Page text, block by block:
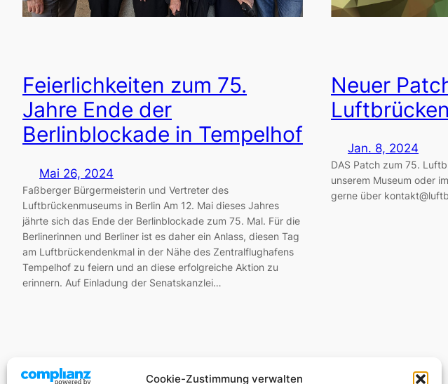
Cookie-Zustimmung verwalten
Feierlichkeiten zum 75.
Jahre Ende der
Berlinblockade in Tempelhof
Mai 26, 2024
Faßberger Bürgermeisterin und Vertreter des
Luftbrückenmuseums in Berlin Am 12. Mai dieses Jahres
jährte sich das Ende der Berlinblockade zum 75. Mal. Für die
Berlinerinnen und Berliner ist es daher ein Anlass, diesen Tag
am Luftbrückendenkmal in der Nähe des Zentralflughafens
Tempelhof zu feiern und an diese erfolgreiche Aktion zu
erinnern. Auf Einladung der Senatskanzlei…
Neuer
Jan. 8, 2024
DAS Patch zum 75.
unserem Museum oder
gerne über